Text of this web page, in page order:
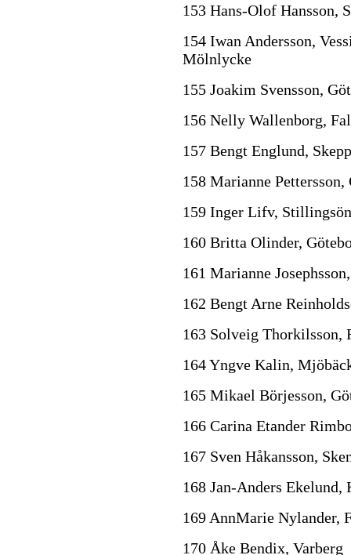
153 Hans-Olof Hansson,
154 Iwan Andersson,
Mölnlycke
155 Joakim Svensson,
156 Nelly Wallenborg,
157 Bengt Englund,
158 Marianne Pettersson,
159 Inger Lifv, Stillingsön
160 Britta Olinder,
161 Marianne
162 Bengt Arne
163 Solveig Thorkilsson,
164 Yngve Kalin,
165 Mikael Börjesson,
166 Carina Etander
167 Sven Håkansson,
168 Jan-Anders Ekelund,
169 AnnMarie Nylander,
170 Åke Bendix, Varberg